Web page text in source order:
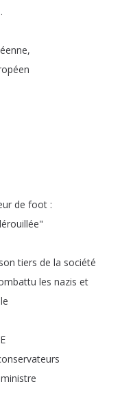
.
,
de foot :
"
son tiers de la société
les nazis et
ministre